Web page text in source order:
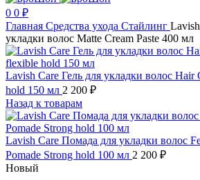
0 0 ₽
Главная Средства ухода Стайлинг
укладки волос Matte Cream Paste 400 мл
Lavish Care Гель для укладки волос Hair
hold 150 мл 2 200 ₽
Назад к товарам
Lavish Care Помада для укладки волос
Pomade Strong hold 100 мл 2 200 ₽
Новый